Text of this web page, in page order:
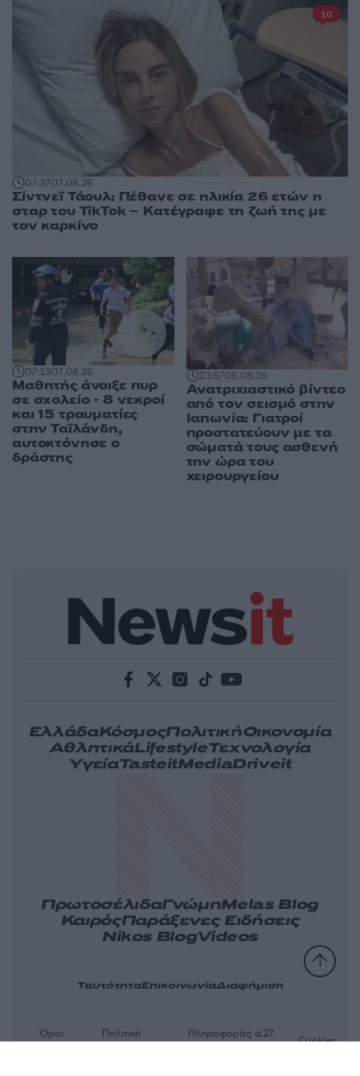
07:3707.08.26
Σίντνεϊ Τάουλ: Πέθανε σε ηλικία 26 ετών η
σταρ του TikTok – Kατέγραφε τη ζωή της με
τον καρκίνο
10
07:1307.08.26
Μαθητής άνοιξε πυρ
σε σχολείο - 8 νεκροί
και 15 τραυματίες
στην Ταϊλάνδη,
αυτοκτόνησε ο
δράστης
23:5706.08.26
Ανατριχιαστικό βίντεο
από τον σεισμό στην
Ιαπωνία: Γιατροί
προστατεύουν με τα
σώματά τους ασθενή
την ώρα του
χειρουργείου
ΕλλάδαΚόσμοςΠολιτικήΟικονομία
ΑθλητικάLifestyleΤεχνολογία
ΥγείαTasteitMediaDriveit
ΠρωτοσέλιδαΓνώμηMelas Blog
ΚαιρόςΠαράξενες Ειδήσεις
Nikos BlogVideos
ΤαυτότηταΕπικοινωνίαΔιαφήμιση
Όροι
Πολιτική
Πληροφορίες α.27
Cookies